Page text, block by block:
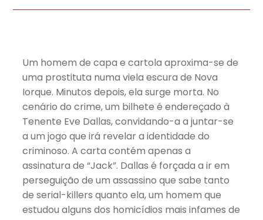
Um homem de capa e cartola aproxima-se de
uma prostituta numa viela escura de Nova
Iorque. Minutos depois, ela surge morta. No
cenário do crime, um bilhete é endereçado à
Tenente Eve Dallas, convidando-a a juntar-se
a um jogo que irá revelar a identidade do
criminoso. A carta contém apenas a
assinatura de “Jack”. Dallas é forçada a ir em
perseguição de um assassino que sabe tanto
de serial-killers quanto ela, um homem que
estudou alguns dos homicídios mais infames de